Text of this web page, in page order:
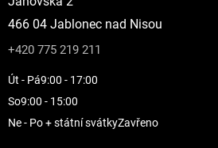
466 04 Jablonec nad Nisou
+420 775 219 211
Út - Pá9:00 - 17:00
So9:00 - 15:00
Ne - Po + státní svátkyZavřeno